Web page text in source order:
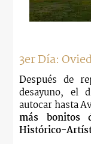
3er Día:
Después de
desayuno, el
autocar hasta
más bonitos
Histórico-